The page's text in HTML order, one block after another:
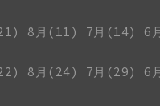
8月(11) 7月(14) 6
8月(24) 7月(29) 6